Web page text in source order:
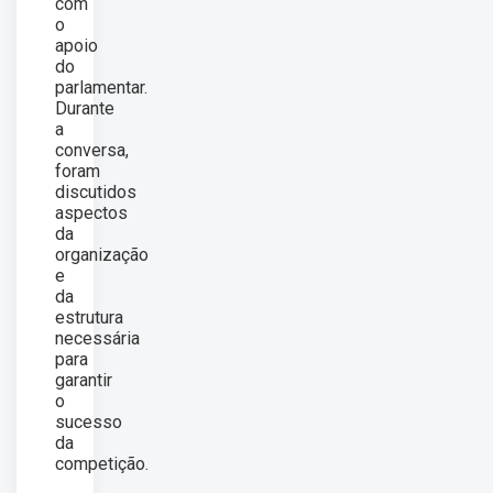
o
apoio
do
parlamentar.
Durante
a
conversa,
foram
discutidos
aspectos
da
organização
e
da
estrutura
necessária
para
garantir
o
sucesso
da
competição.